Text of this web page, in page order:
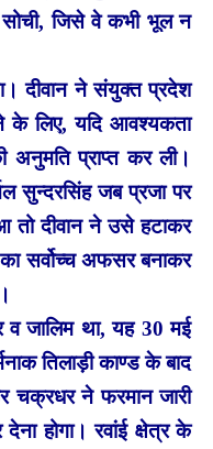
सोची, जिसे वे कभी भूल न
दीवान ने संयुक्त प्रदेश
लिए, यदि आवश्यकता
अनुमति प्राप्त कर ली।
सुन्दरसिंह जब प्रजा पर
तो दीवान ने उसे हटाकर
सर्वोच्च अफसर बनाकर
जालिम था, यह 30 मई
तिलाड़ी काण्ड के बाद
चक्रधर ने फरमान जारी
होगा। रवांई क्षेत्र के